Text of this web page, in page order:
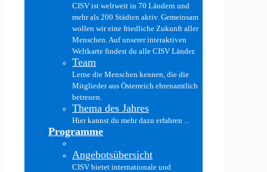
CISV ist weltweit in 70 Ländern und
mehr als 200 Städten aktiv. Gemeinsam
wollen wir eine friedliche Zukunft aller
Menschen. Auf unserer interaktiven
Weltkarte findest du alle CISV Länder.
Team
Lerne die Menschen kennen, die die
Mitglieder aus Österreich ehrenamtlich
betreuen.
Thema des Jahres
Hier kannst du mehr dazu erfahren ...
Programme
Angebotsübersicht
CISV bietet internationale und